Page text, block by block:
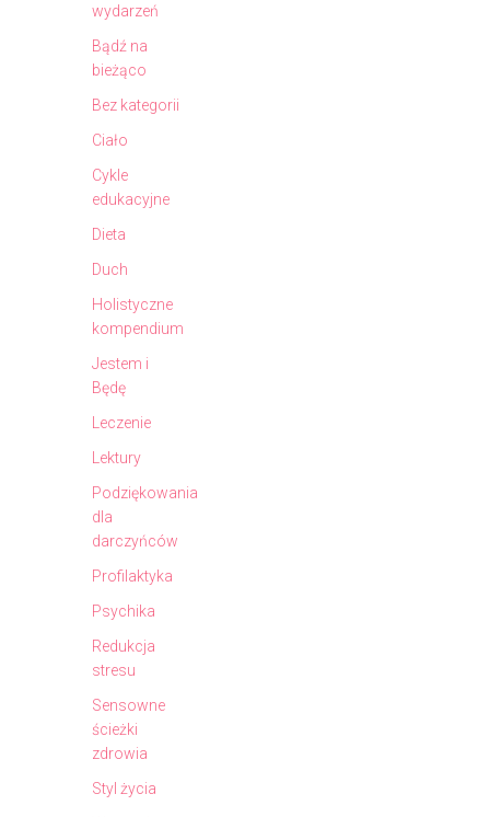
wydarzeń
Bądź na
bieżąco
Bez kategorii
Ciało
Cykle
edukacyjne
Dieta
Duch
Holistyczne
kompendium
Jestem i
Będę
Leczenie
Lektury
Podziękowania
dla
darczyńców
Profilaktyka
Psychika
Redukcja
stresu
Sensowne
ścieżki
zdrowia
Styl życia